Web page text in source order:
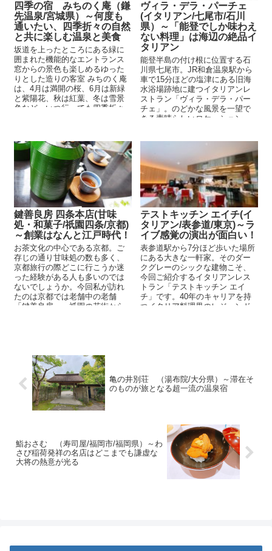
四季の宿 みちのく庵（鎌
先温泉/宮城県）～何度も
通いたい、四季折々の自然
と共に楽しむ温泉と美食
坂道を上ったところにある緑に
囲まれた機能的なエントランス
窓からの景色も楽しめるゆった
りとした造りの客室 みちのく庵
は、4月は満開の桜、6月は新緑
と紫陽花、秋は紅葉、冬は雪景
色など、いつ行っても四季折々
ヴィラ・デラ・パーチェ
(イタリアン/七尾市/石川
県）～「能登でしか味わえ
ない料理」は海辺の絶品イ
タリアン
能登半島の付け根に位置する石
川県七尾市。JR和倉温泉駅から
車で15分ほどの塩津にある旧海
水浴場跡地に建つイタリアンレ
ストラン「ヴィラ・デラ・パー
チェ」。のどかな風景を一望で
きる素晴らしいロケーション
鍵善良房 四条本店(甘味
処・和菓子/祇園四条/京都)
～創業はなんと江戸時代！
お茶文化の中心である京都。ご
存じの通り甘味処の数も多く、
京都旅行の際どこに行こうか迷
った経験がある人も多いのでは
ないでしょうか。今回私が訪れ
たのは京都では老舗中の老舗
「鍵善良房」。祇園の花街から
テストキッチン エイチ(イ
タリアン/表参道/東京)～ラ
イブ感覚の演出が面白い！
表参道駅から7分ほど歩いた場所
にある大きな一軒家。そのダー
クグレーのシックな建物こそ、
今回ご紹介するイタリアンレス
トラン「テストキッチン エイ
チ」です。40年のキャリアを持
つイタリア料理界のレジェンド
亀の井別荘 （湯布院/大分県）～滞在そ
のものが旅となる超一流の温泉宿
鮨おさむ （寿司屋/福岡市/福岡県）～わ
さび稲荷発祥の名店はどこまでも謙虚な
大将の熱意が光る